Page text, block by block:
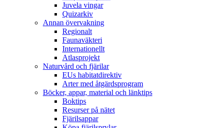
Juvela vingar
Quizarkiv
Annan övervakning
Regionalt
Faunaväkteri
Internationellt
Atlasprojekt
Naturvård och fjärilar
EUs habitatdirektiv
Arter med åtgärdsprogram
Böcker, appar, material och länktips
Boktips
Resurser på nätet
Fjärilsappar